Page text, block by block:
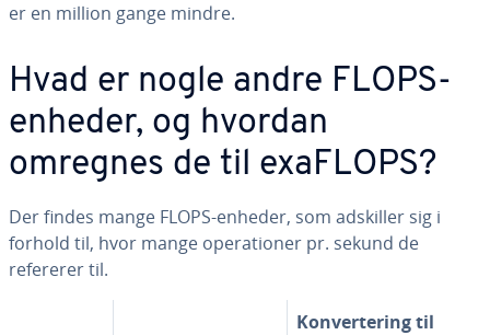
er en million gange mindre.
Hvad er nogle andre FLOPS-
enheder, og hvordan
omregnes de til exaFLOPS?
Der findes mange FLOPS-enheder, som adskiller sig i
forhold til, hvor mange ope­ra­tio­ner pr. sekund de
refererer til.
Kon­ver­te­ring til